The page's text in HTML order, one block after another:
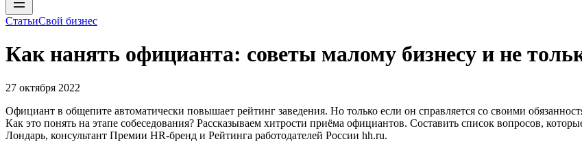
СтатьиСвой бизнес
Как нанять официанта: советы малому бизнесу и не
27 октября 2022
Официант в общепите автоматически повышает рейтинг заведения. Но только если он справляется со своими
Как это понять на этапе собеседования? Рассказываем хитрости приёма официантов. Составить список вопросов,
Лондарь, консультант Премии HR-бренд и Рейтинга работодателей России hh.ru.